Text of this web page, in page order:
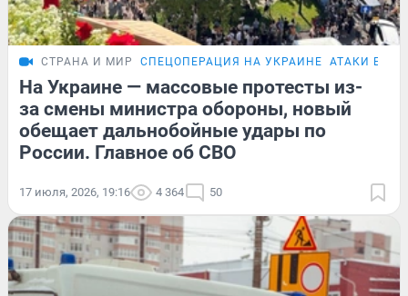
СТРАНА И МИР СПЕЦОПЕРАЦИЯ НА УКРАИНЕ АТАКИ БПЛА
На Украине — массовые протесты из-
за смены министра обороны, новый
обещает дальнобойные удары по
России. Главное об СВО
17 июля, 2026, 19:16 4 364 50